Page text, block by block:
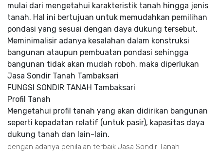
mulai dari mengetahui karakteristik tanah hingga jenis
tanah. Hal ini bertujuan untuk memudahkan pemilihan
pondasi yang sesuai dengan daya dukung tersebut.
Meminimalisir adanya kesalahan dalam konstruksi
bangunan ataupun pembuatan pondasi sehingga
bangunan tidak akan mudah roboh. maka diperlukan
Jasa Sondir Tanah Tambaksari
FUNGSI SONDIR TANAH Tambaksari
Profil Tanah
Mengetahui profil tanah yang akan didirikan bangunan
seperti kepadatan relatif (untuk pasir), kapasitas daya
dukung tanah dan lain-lain.
dengan adanya penilaian terbaik Jasa Sondir Tanah